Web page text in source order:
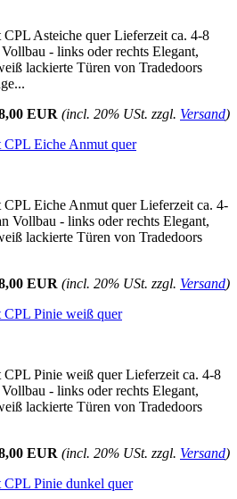
Asteiche quer Lieferzeit ca. 4-8
- links oder rechts Elegant,
lackierte Türen von Tradedoors
EUR (incl. 20% USt. zzgl. Versand)
CPL Eiche Anmut quer
CPL Eiche Anmut quer Lieferzeit ca. 4-
Vollbau - links oder rechts Elegant,
lackierte Türen von Tradedoors
EUR (incl. 20% USt. zzgl. Versand)
CPL Pinie weiß quer
CPL Pinie weiß quer Lieferzeit ca. 4-8
- links oder rechts Elegant,
lackierte Türen von Tradedoors
EUR (incl. 20% USt. zzgl. Versand)
CPL Pinie dunkel quer